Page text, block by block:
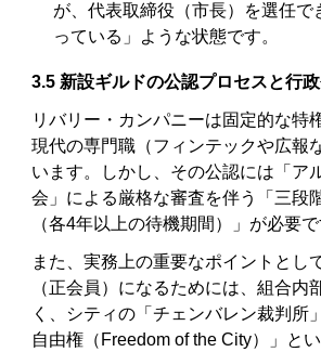
が、代表取締役（市長）を選任で
っている」ような状態です。
3.5 新設ギルドの公認プロセスと行
リバリー・カンパニーは固定的な特
現代の専門職（フィンテックや広報
います。しかし、その公認には「ア
会」による厳格な審査を伴う「三段
（各4年以上の待機期間）」が必要で
また、実務上の重要なポイントとし
（正会員）になるためには、組合内
く、シティの「チェンバレン裁判所
自由権（Freedom of the City）」と